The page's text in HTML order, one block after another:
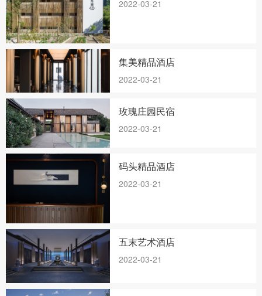
2022-03-21
集美精品酒店
2022-03-21
玫瑰庄园民宿
2022-03-21
码头精品酒店
2022-03-21
五末艺术酒店
2022-03-21